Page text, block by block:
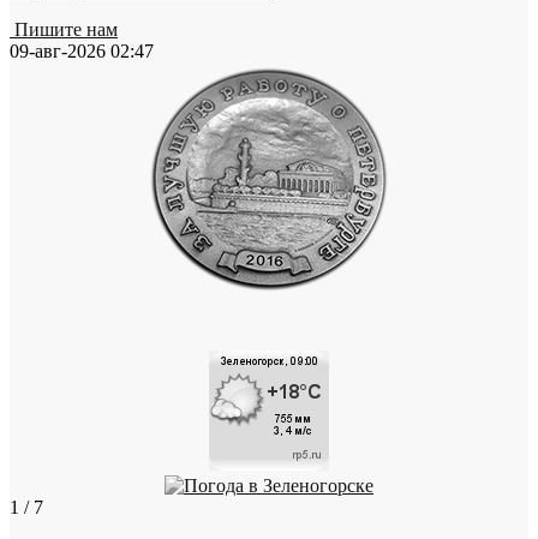
Пишите нам
09-авг-2026 02:47
1 / 7